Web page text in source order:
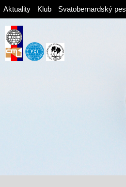
Aktuality Klub Svatobernardský pes